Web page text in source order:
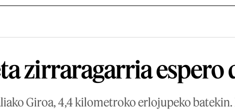
zirraragarria espero
Giroa, 4,4 kilometroko erlojupeko